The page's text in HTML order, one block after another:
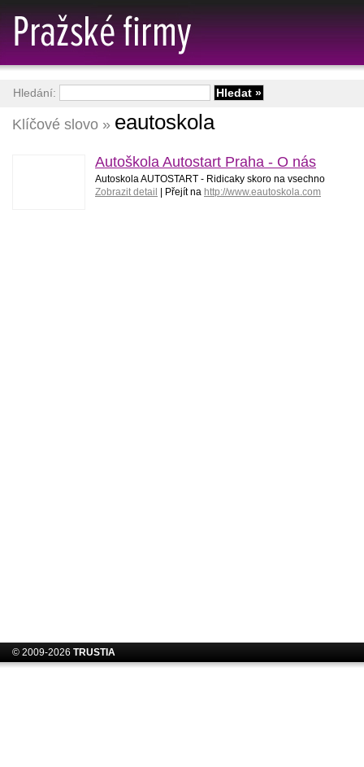
Klíčové slovo » eautoskola
Autoškola Autostart Praha - O nás
Autoskola AUTOSTART - Ridicaky skoro na vsechno
Zobrazit detail
| Přejít na http://www.eautoskola.com
Hledání:
© 2009-2026 TRUSTIA